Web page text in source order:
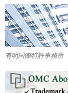
有明国際特許事務所